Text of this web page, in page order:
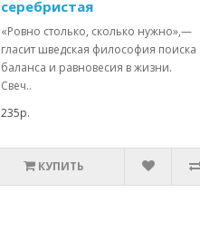
серебристая
«Ровно столько, сколько нужно»,—
гласит шведская философия поиска
баланса и равновесия в жизни.
Свеч..
235р.
КУПИТЬ